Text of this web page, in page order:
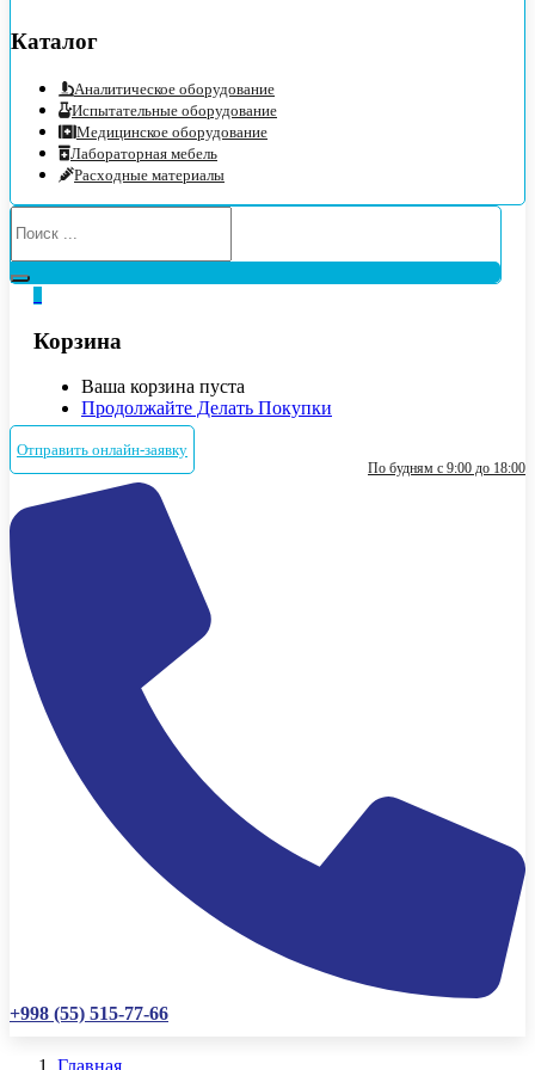
Каталог
Аналитическое оборудование
Испытательные оборудование
Медицинское оборудование
Лабораторная мебель
Расходные материалы
Корзина
Ваша корзина пуста
Продолжайте Делать Покупки
Отправить онлайн-заявку
По будням с 9:00 до 18:00
+998 (55) 515-77-66